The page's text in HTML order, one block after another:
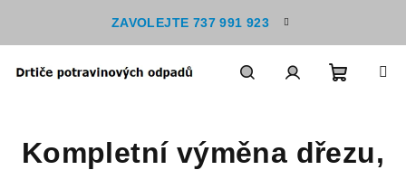
obsah
ZAVOLEJTE 737 991 923
košík
Kompletní výměna dřezu,